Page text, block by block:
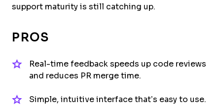
support maturity is still catching up.
PROS
Real-time feedback speeds up code reviews
and reduces PR merge time.
Simple, intuitive interface that’s easy to use.